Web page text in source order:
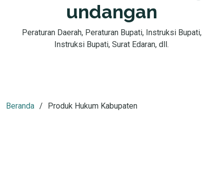
undangan
Peraturan Daerah, Peraturan Bupati, Instruksi Bupati,
Instruksi Bupati, Surat Edaran, dll.
Beranda Produk Hukum Kabupaten